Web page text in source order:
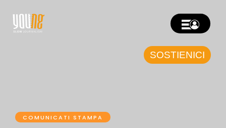
SOSTIENICI
COMUNICATI STAMPA